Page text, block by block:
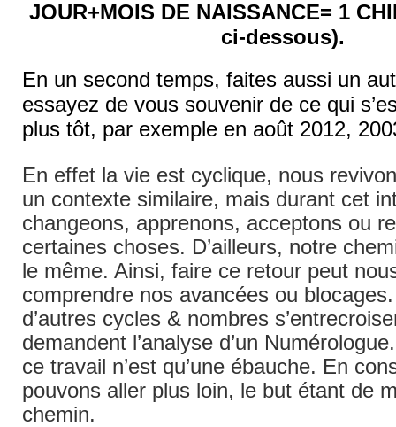
JOUR+MOIS DE NAISSANCE= 1
ci-dessous).
En un second temps, faites aussi un
essayez de vous souvenir de ce qui
plus tôt, par exemple en août 2012,
En effet la vie est cyclique, nous
un contexte similaire, mais durant cet
changeons, apprenons, acceptons ou
certaines choses. D’ailleurs, notre
le même. Ainsi, faire ce retour peut
comprendre nos avancées ou
d’autres cycles & nombres
demandent l’analyse d’un
ce travail n’est qu’une ébauche. En
pouvons aller plus loin, le but étant de
chemin.